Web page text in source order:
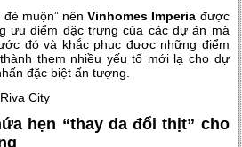
đẻ muộn” nênVinhomes Imperia được
ưu điểm đặc trưng của các dự án mà
đó và khắc phục được những điểm
them nhiều yếu tố mới lạ cho dự
đặc biệt ấn tượng.
hẹn “thay da đổi thịt” cho